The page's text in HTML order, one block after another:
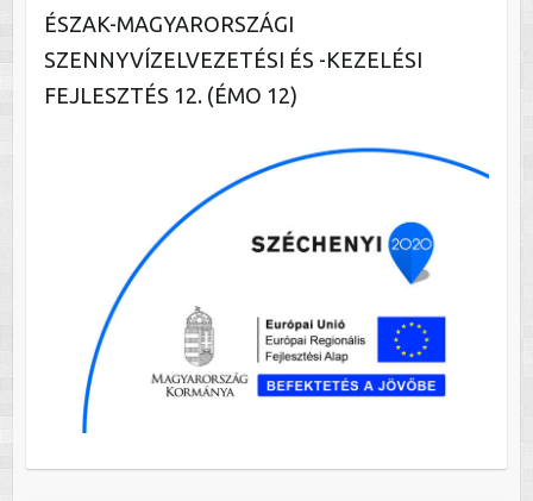
ÉSZAK-MAGYARORSZÁGI
SZENNYVÍZELVEZETÉSI ÉS -KEZELÉSI
FEJLESZTÉS 12. (ÉMO 12)